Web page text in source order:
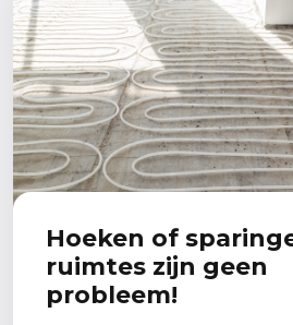
Hoeken of
ruimtes zijn geen
probleem!